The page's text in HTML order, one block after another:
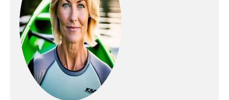
d'un porte-gobelet qui
vous permet de
savourer votre boisson
préférée tout en
bronzant. Il dispose
également d'un oreiller
amovible sur lequel vous